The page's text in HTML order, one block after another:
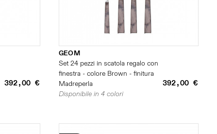
392,00 €
GEOM
Set 24 pezzi in scatola regalo con
finestra - colore Brown - finitura
Madreperla
392,00 €
Disponibile in 4 colori